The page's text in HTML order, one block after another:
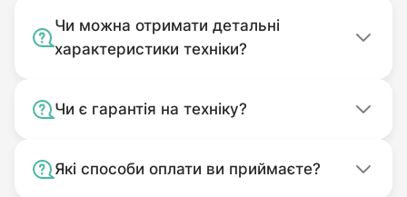
Чи можна отримати детальні
характеристики техніки?
Чи є гарантія на техніку?
Які способи оплати ви приймаєте?